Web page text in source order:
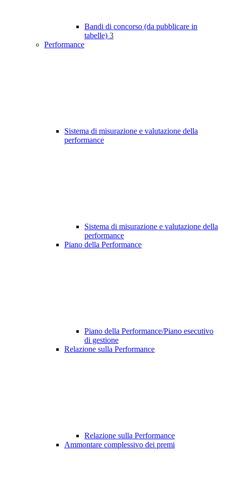
Bandi di concorso (da pubblicare in
tabelle) 3
Performance
Sistema di misurazione e valutazione della
performance
Sistema di misurazione e valutazione della
performance
Piano della Performance
Piano della Performance/Piano esecutivo
di gestione
Relazione sulla Performance
Relazione sulla Performance
Ammontare complessivo dei premi